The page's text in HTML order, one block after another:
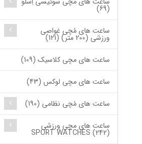
(69)
ساعت های مُچی غواصی
ورزشی (200 متر) (121)
ساعت های مچی کلاسیک (109)
ساعت های مچی لوکس (43)
ساعت های مُچی نظامی (190)
ساعت های مچی ورزشی
SPORT WATCHES (242)